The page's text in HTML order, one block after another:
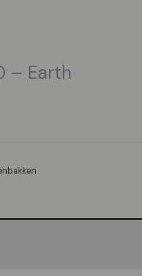
– Earth